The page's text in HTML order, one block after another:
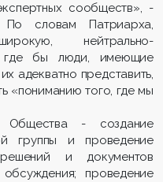
сообществ», -
По словам Патриарха,
нейтрально-
где бы люди, имеющие
адекватно представить,
«пониманию того, где мы
- создание
группы и проведение
и документов
проведение